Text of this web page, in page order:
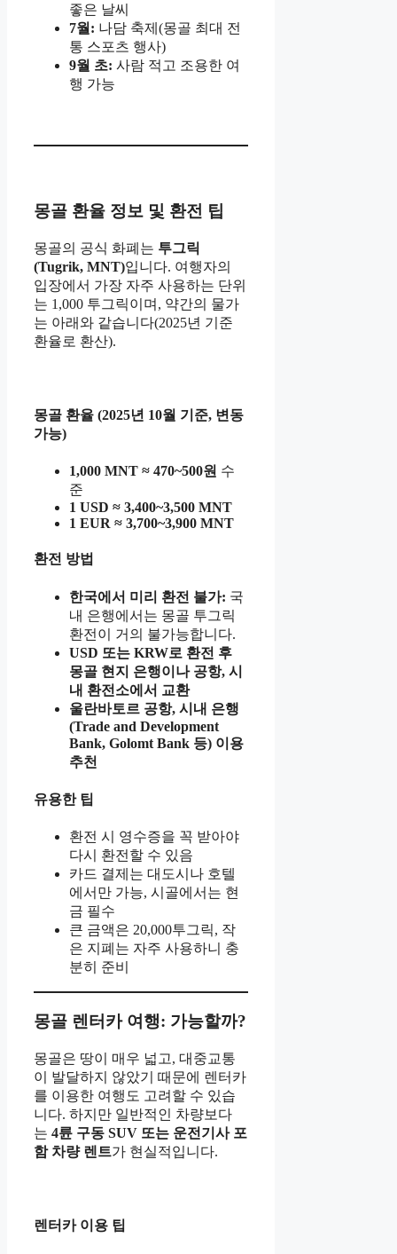
좋은 날씨
7월: 나담 축제(몽골 최대 전
통 스포츠 행사)
9월 초: 사람 적고 조용한 여
행 가능
몽골 환율 정보 및 환전 팁
몽골의 공식 화폐는 투그릭
(Tugrik, MNT)입니다. 여행자의
입장에서 가장 자주 사용하는 단위
는 1,000 투그릭이며, 약간의 물가
는 아래와 같습니다(2025년 기준
환율로 환산).
몽골 환율 (2025년 10월 기준, 변동
가능)
1,000 MNT ≈ 470~500원 수
준
1 USD ≈ 3,400~3,500 MNT
1 EUR ≈ 3,700~3,900 MNT
환전 방법
한국에서 미리 환전 불가: 국
내 은행에서는 몽골 투그릭
환전이 거의 불가능합니다.
USD 또는 KRW로 환전 후
몽골 현지 은행이나 공항, 시
내 환전소에서 교환
울란바토르 공항, 시내 은행
(Trade and Development
Bank, Golomt Bank 등) 이용
추천
유용한 팁
환전 시 영수증을 꼭 받아야
다시 환전할 수 있음
카드 결제는 대도시나 호텔
에서만 가능, 시골에서는 현
금 필수
큰 금액은 20,000투그릭, 작
은 지폐는 자주 사용하니 충
분히 준비
몽골 렌터카 여행: 가능할까?
몽골은 땅이 매우 넓고, 대중교통
이 발달하지 않았기 때문에 렌터카
를 이용한 여행도 고려할 수 있습
니다. 하지만 일반적인 차량보다
는 4륜 구동 SUV 또는 운전기사 포
함 차량 렌트가 현실적입니다.
렌터카 이용 팁